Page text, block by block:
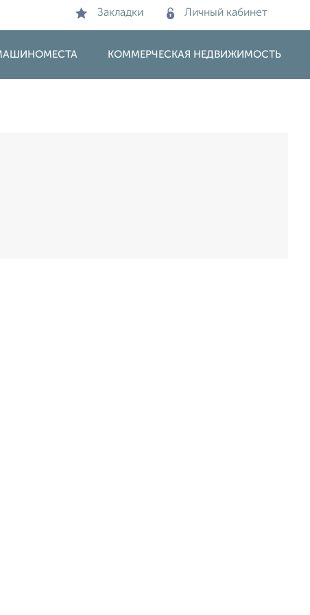
Закладки Личный кабинет
КОММЕРЧЕСКАЯ НЕДВИЖИМОСТЬ